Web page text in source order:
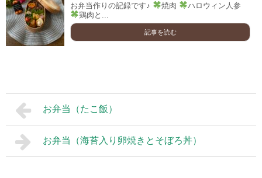
お弁当作りの記録です♪ 焼肉
ハロウィン人参
鶏肉と...
記事を読む
お弁当（たこ飯）
お弁当（海苔入り卵焼きとそぼろ丼）